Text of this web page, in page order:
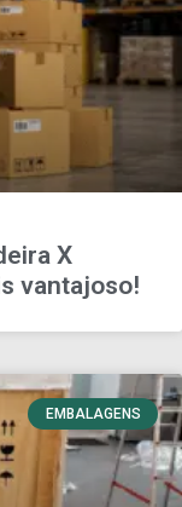
X
vantajoso!
EMBALAGENS